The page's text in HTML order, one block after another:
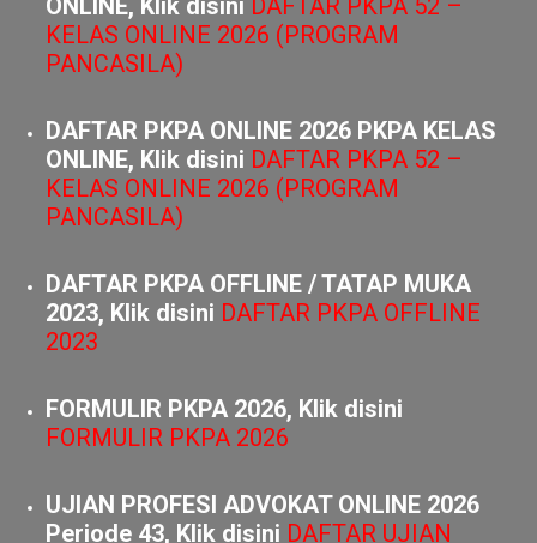
DAFTAR PKPA ONLINE 2026 PKPA KELAS
KELAS ONLINE 2026 (PROGRAM
PANCASILA)
DAFTAR PKPA ONLINE 2026 PKPA KELAS
KELAS ONLINE 2026 (PROGRAM
PANCASILA)
2023, Klik disiniDAFTAR PKPA OFFLINE
2023
FORMULIR PKPA 2026, Klik disini
FORMULIR PKPA 2026